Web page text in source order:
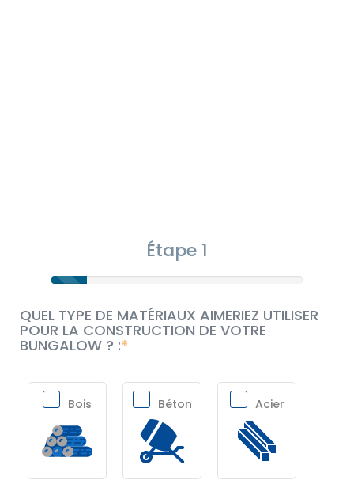
Étape 1
QUEL TYPE DE MATÉRIAUX AIMERIEZ UTILISER
POUR LA CONSTRUCTION DE VOTRE
BUNGALOW ? :
Bois Béton Acier